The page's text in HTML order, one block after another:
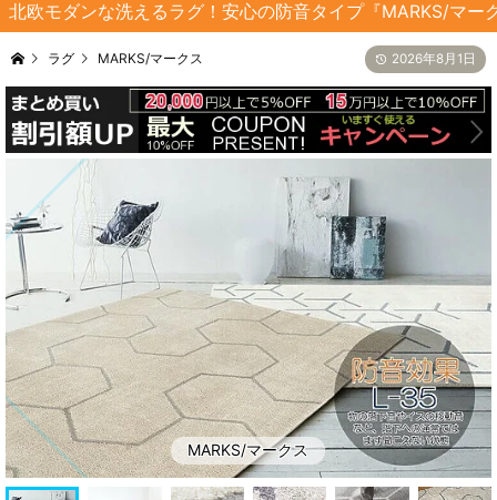
ト・
絨
毯
ア・
玄
関
マ
ネ
ル
型
オ
プ
シ
ョ
助
部
材
北欧モダンな洗えるラグ！安心の防音タイプ『MARKS/マー
ラグ MARKS/マークス 2026年8月1日
MARKS/マークス